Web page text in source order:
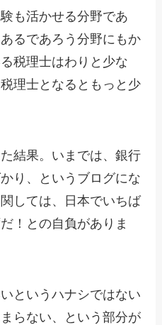
も活かせる分野であ
るであろう分野にもか
税理士はわりと少な
理士となるともっと少
結果。いまでは、銀行
り、というブログにな
しては、日本でいちば
！との自負がありま
というハナシではない
らない、という部分が